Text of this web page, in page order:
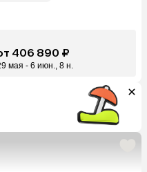
406 890 ₽
мая - 6 июн., 8 н.